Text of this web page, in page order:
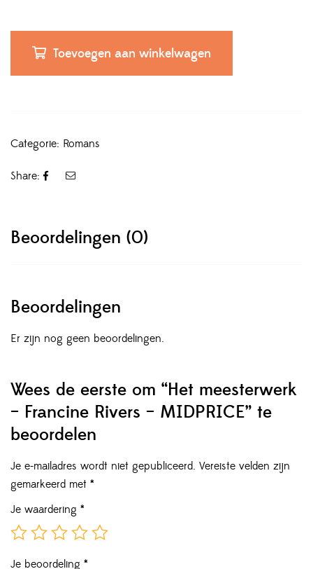
Toevoegen aan winkelwagen
Categorie: Romans
Share:
Beoordelingen (0)
Beoordelingen
Er zijn nog geen beoordelingen.
Wees de eerste om “Het meesterwerk
– Francine Rivers – MIDPRICE” te
beoordelen
Je e-mailadres wordt niet gepubliceerd. Vereiste velden zijn
gemarkeerd met *
Je waardering *
Je beoordeling *